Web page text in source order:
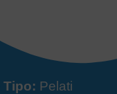
Tipo: Pelati